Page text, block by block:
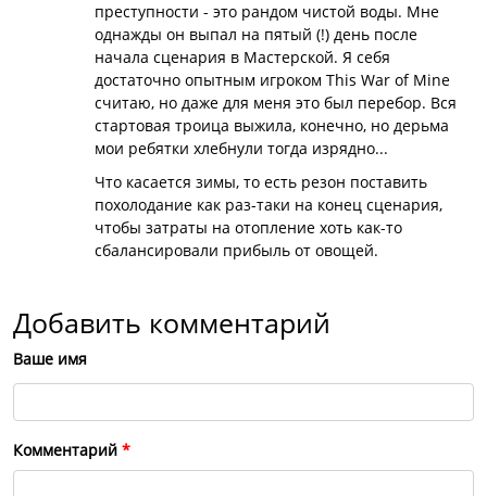
преступности - это рандом чистой воды. Мне
однажды он выпал на пятый (!) день после
начала сценария в Мастерской. Я себя
достаточно опытным игроком This War of Mine
считаю, но даже для меня это был перебор. Вся
стартовая троица выжила, конечно, но дерьма
мои ребятки хлебнули тогда изрядно...
Что касается зимы, то есть резон поставить
похолодание как раз-таки на конец сценария,
чтобы затраты на отопление хоть как-то
сбалансировали прибыль от овощей.
Добавить комментарий
Ваше имя
Комментарий